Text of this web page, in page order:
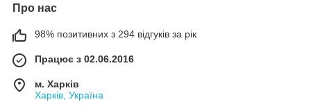
Про нас
98% позитивних з 294 відгуків за рік
Працює з 02.06.2016
м. Харків
Харків, Україна